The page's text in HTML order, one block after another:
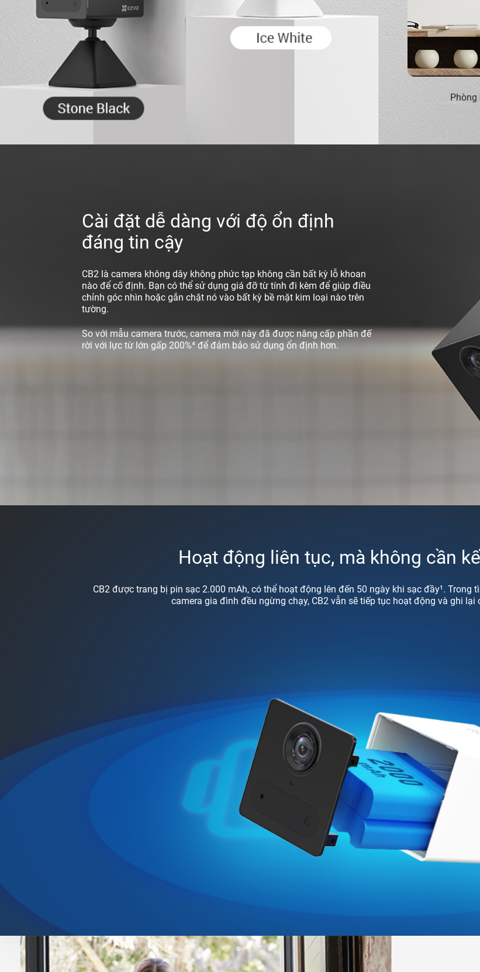
Phòng
Cài đặt dễ dàng với độ ổn định
đáng tin cậy
CB2 là camera không dây không phức tạp không cần bất kỳ lỗ khoan
nào để cố định. Bạn có thể sử dụng giá đỡ từ tính đi kèm để giúp điều
chỉnh góc nhìn hoặc gắn chặt nó vào bất kỳ bề mặt kim loại nào trên
tường.
So với mẫu camera trước, camera mới này đã được nâng cấp phần đế
rời với lực từ lớn gấp 200%⁴ để đảm bảo sử dụng ổn định hơn.
Hoạt động liên tục, mà không cần
CB2 được trang bị pin sạc 2.000 mAh, có thể hoạt động lên đến 50 ngày khi sạc đầy¹.
camera gia đình đều ngừng chạy, CB2 vẫn sẽ tiếp tục hoạt động và ghi lại